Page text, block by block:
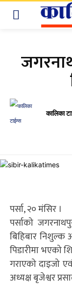
कालिका
पर्सा, २० मंसिर ।
पर्साको
बिहिबार निशुल्क
पिडारीमा भएको
गराएको दाइजो
अध्यक्ष बृजेश्वर